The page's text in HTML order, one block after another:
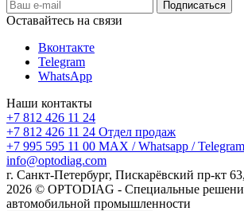
Оставайтесь на связи
Вконтакте
Telegram
WhatsApp
Наши контакты
+7 812 426 11 24
+7 812 426 11 24 Отдел продаж
+7 995 595 11 00 MAX / Whatsapp / Telegram
info@optodiag.com
г. Санкт-Петербург, Пискарёвский пр-кт
2026 © OPTODIAG - Специальные
автомобильной промышленности